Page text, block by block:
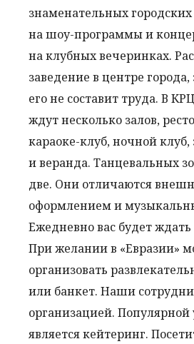
знаменательных городских
на шоу-программы и
на клубных вечеринках.
заведение в центре
его не составит труда. В
ждут несколько залов,
караоке-клуб, ночной клуб,
и веранда. Танцевальных
две. Они отличаются
оформлением и
Ежедневно вас будет
При желании в «Евразии»
организовать
или банкет. Наши
организацией. Популярной
является кейтеринг.